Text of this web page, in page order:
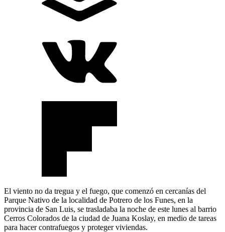
El viento no da tregua y el fuego, que comenzó en cercanías del
Parque Nativo de la localidad de Potrero de los Funes, en la
provincia de San Luis, se trasladaba la noche de este lunes al barrio
Cerros Colorados de la ciudad de Juana Koslay, en medio de tareas
para hacer contrafuegos y proteger viviendas.